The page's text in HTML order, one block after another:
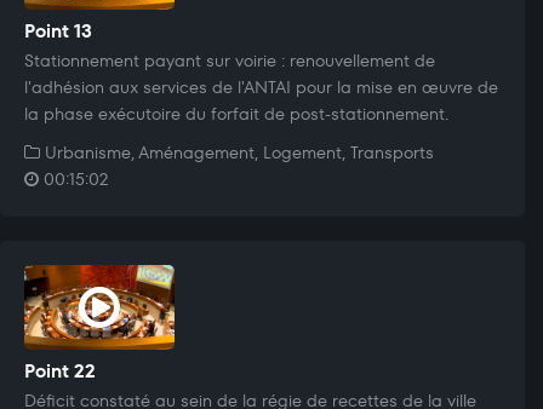
Point 13
Stationnement payant sur voirie : renouvellement de
l'adhésion aux services de l'ANTAI pour la mise en œuvre de
la phase exécutoire du forfait de post-stationnement.
Urbanisme, Aménagement, Logement, Transports
00:15:02
Point 22
Déficit constaté au sein de la régie de recettes de la ville